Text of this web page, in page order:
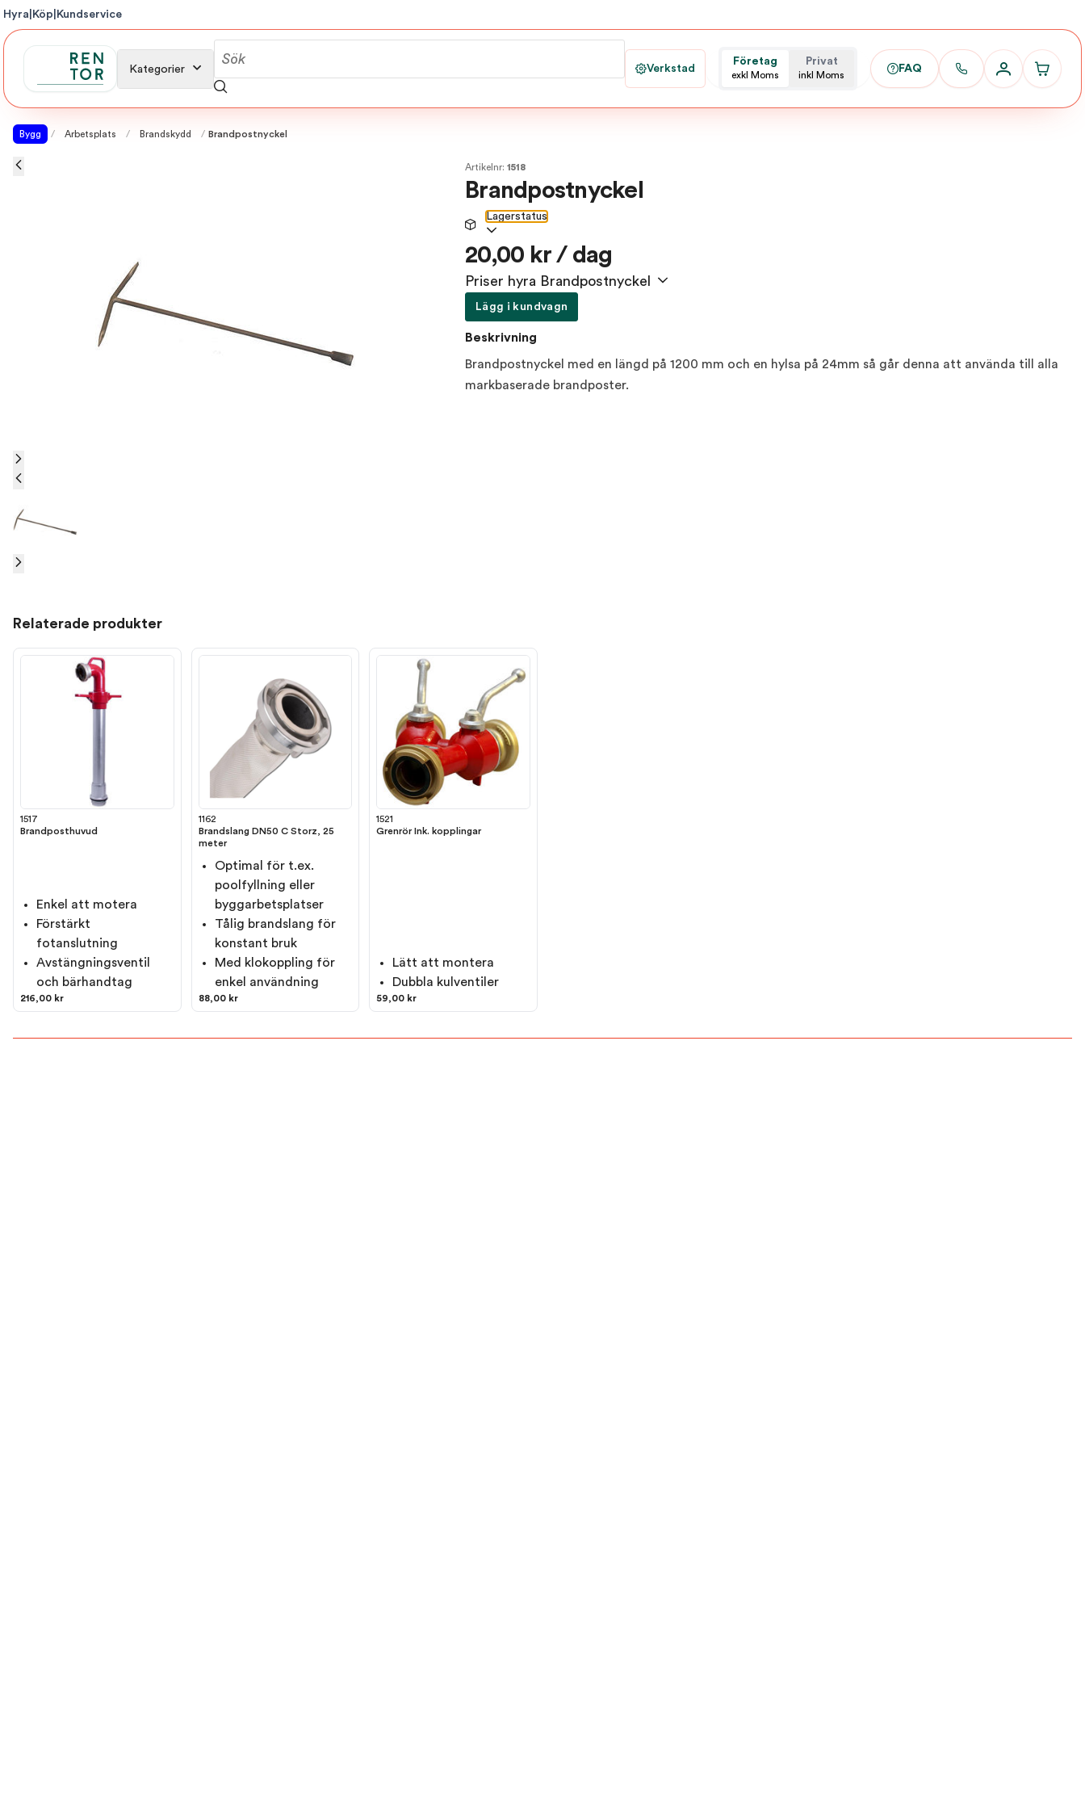
Hyra Köp Kundservice
Kategorier Verkstad
Företag
exkl Moms
Privat
inkl Moms
FAQ
Bygg / Arbetsplats / Brandskydd / Brandpostnyckel
Artikelnr: 1518
Brandpostnyckel
Lagerstatus
20,00 kr / dag
Priser hyra Brandpostnyckel
Lägg i kundvagn
Beskrivning
Brandpostnyckel med en längd på 1200 mm och en hylsa på 24mm så går denna att använda till alla
markbaserade brandposter.
Relaterade produkter
1517
Brandposthuvud
Enkel att motera
Förstärkt
fotanslutning
Avstängningsventil
och bärhandtag
216,00 kr
1162
Brandslang DN50 C Storz, 25
meter
Optimal för t.ex.
poolfyllning eller
byggarbetsplatser
Tålig brandslang för
konstant bruk
Med klokoppling för
enkel användning
88,00 kr
1521
Grenrör Ink. kopplingar
Lätt att montera
Dubbla kulventiler
59,00 kr